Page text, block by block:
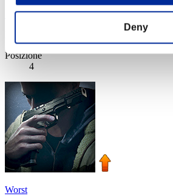
Deny
SEBA
Posizione
4
Worst